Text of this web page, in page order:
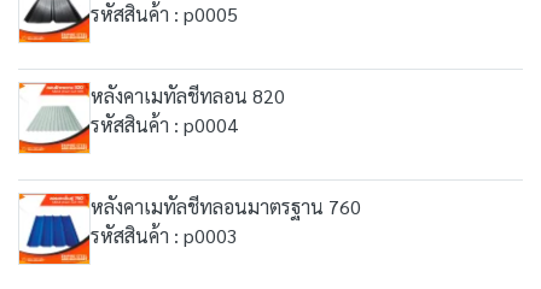
รหัสสินค้า : p0005
หลังคาเมทัลชีทลอน 820
รหัสสินค้า : p0004
หลังคาเมทัลชีทลอนมาตรฐาน 760
รหัสสินค้า : p0003